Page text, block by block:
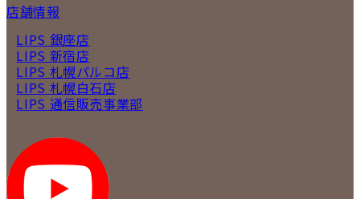
店舗情報
LIPS 銀座店
LIPS 新宿店
LIPS 札幌パルコ店
LIPS 札幌白石店
LIPS 通信販売事業部